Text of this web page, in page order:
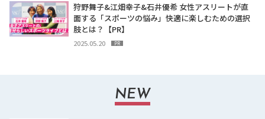
狩野舞子&江畑幸子&石井優希 女性アスリートが直
面する「スポーツの悩み」快適に楽しむための選択
肢とは？【PR】
2025.05.20 PR
NEW